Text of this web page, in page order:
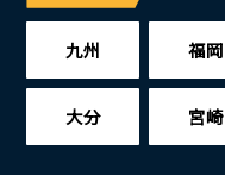
九州 福岡
大分 宮崎